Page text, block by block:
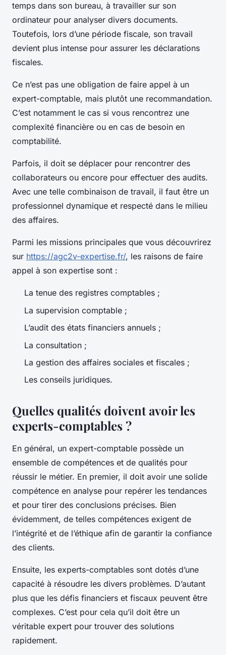
temps dans son bureau, à travailler sur son
ordinateur pour analyser divers documents.
Toutefois, lors d’une période fiscale, son travail
devient plus intense pour assurer les déclarations
fiscales.
Ce n’est pas une obligation de faire appel à un
expert-comptable, mais plutôt une recommandation.
C’est notamment le cas si vous rencontrez une
complexité financière ou en cas de besoin en
comptabilité.
Parfois, il doit se déplacer pour rencontrer des
collaborateurs ou encore pour effectuer des audits.
Avec une telle combinaison de travail, il faut être un
professionnel dynamique et respecté dans le milieu
des affaires.
Parmi les missions principales que vous découvrirez
sur https://agc2v-expertise.fr/, les raisons de faire
appel à son expertise sont :
La tenue des registres comptables ;
La supervision comptable ;
L’audit des états financiers annuels ;
La consultation ;
La gestion des affaires sociales et fiscales ;
Les conseils juridiques.
Quelles qualités doivent avoir les
experts-comptables ?
En général, un expert-comptable possède un
ensemble de compétences et de qualités pour
réussir le métier. En premier, il doit avoir une solide
compétence en analyse pour repérer les tendances
et pour tirer des conclusions précises. Bien
évidemment, de telles compétences exigent de
l’intégrité et de l’éthique afin de garantir la confiance
des clients.
Ensuite, les experts-comptables sont dotés d’une
capacité à résoudre les divers problèmes. D’autant
plus que les défis financiers et fiscaux peuvent être
complexes. C’est pour cela qu’il doit être un
véritable expert pour trouver des solutions
rapidement.